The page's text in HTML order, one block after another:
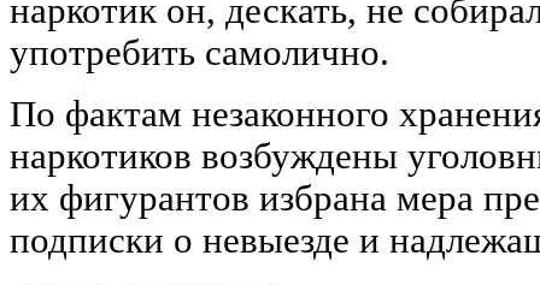
наркотик он, дескать, не
употребить самолично.
По фактам незаконного
наркотиков возбуждены
их фигурантов избрана мера
подписки о невыезде и